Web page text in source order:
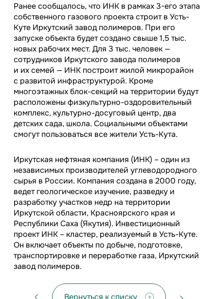
Ранее сообщалось, что ИНК в рамках3-его этапа
собственного газового проекта строит в Усть-
Куте Иркутский завод полимеров. При его
запуске объекта будет создано свыше 1,5 тыс.
новых рабочих мест. Для 3 тыс. человек —
сотрудников Иркутского завода полимеров
и их семей — ИНК построит жилой микрорайон
с развитой инфраструктурой. Кроме
многоэтажных блок-секций на территории будут
расположены физкультурно-оздоровительный
комплекс, культурно-досуговый центр, два
детских сада, школа. Социальными объектами
смогут пользоваться все жители Усть-Кута.
Иркутская нефтяная компания (ИНК) – один из
независимых производителей углеводородного
сырья в России. Компания создана в 2000 году,
ведет геологическое изучение, разведку и
разработку участков недр на территории
Иркутской области, Красноярского края и
Республики Саха (Якутия). Инвестиционный
проект ИНК – кластер, реализуемый в Усть-Куте.
Он включает объекты по добыче, подготовке,
транспортировке и переработке газа, Иркутский
завод полимеров.
Вернуться к списку